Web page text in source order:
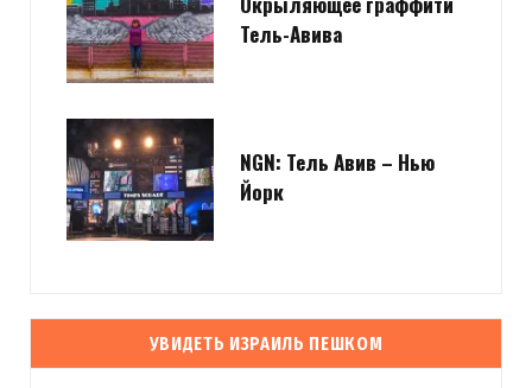
Тель-Авива
NGN: Тель Авив – Нью
Йорк
УВИДЕТЬ ИЗРАИЛЬ ПЕШКОМ